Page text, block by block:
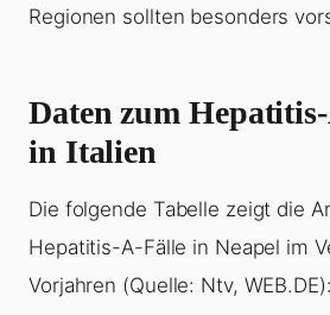
Regionen sollten besonders
Daten zum
in Italien
Die folgende Tabelle zeigt die
Hepatitis-A-Fälle in Neapel im
Vorjahren (Quelle: Ntv, WEB.DE):